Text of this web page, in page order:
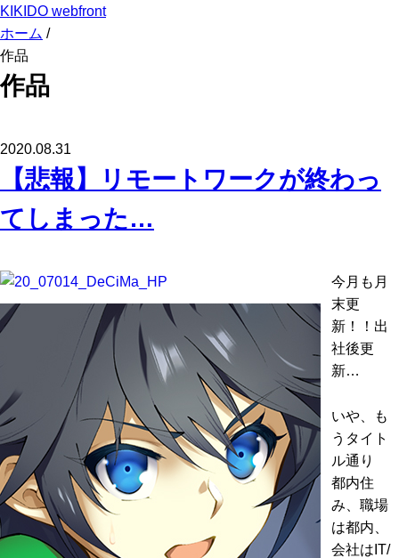
KIKIDO webfront
ホーム /
作品
作品
2020.08.31
【悲報】リモートワークが終わっ
てしまった…
今月も月
末更
新！！出
社後更
新…
いや、も
うタイト
ル通り
都内住
み、職場
は都内、
会社はIT/